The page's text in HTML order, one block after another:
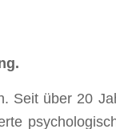
Seit über 20